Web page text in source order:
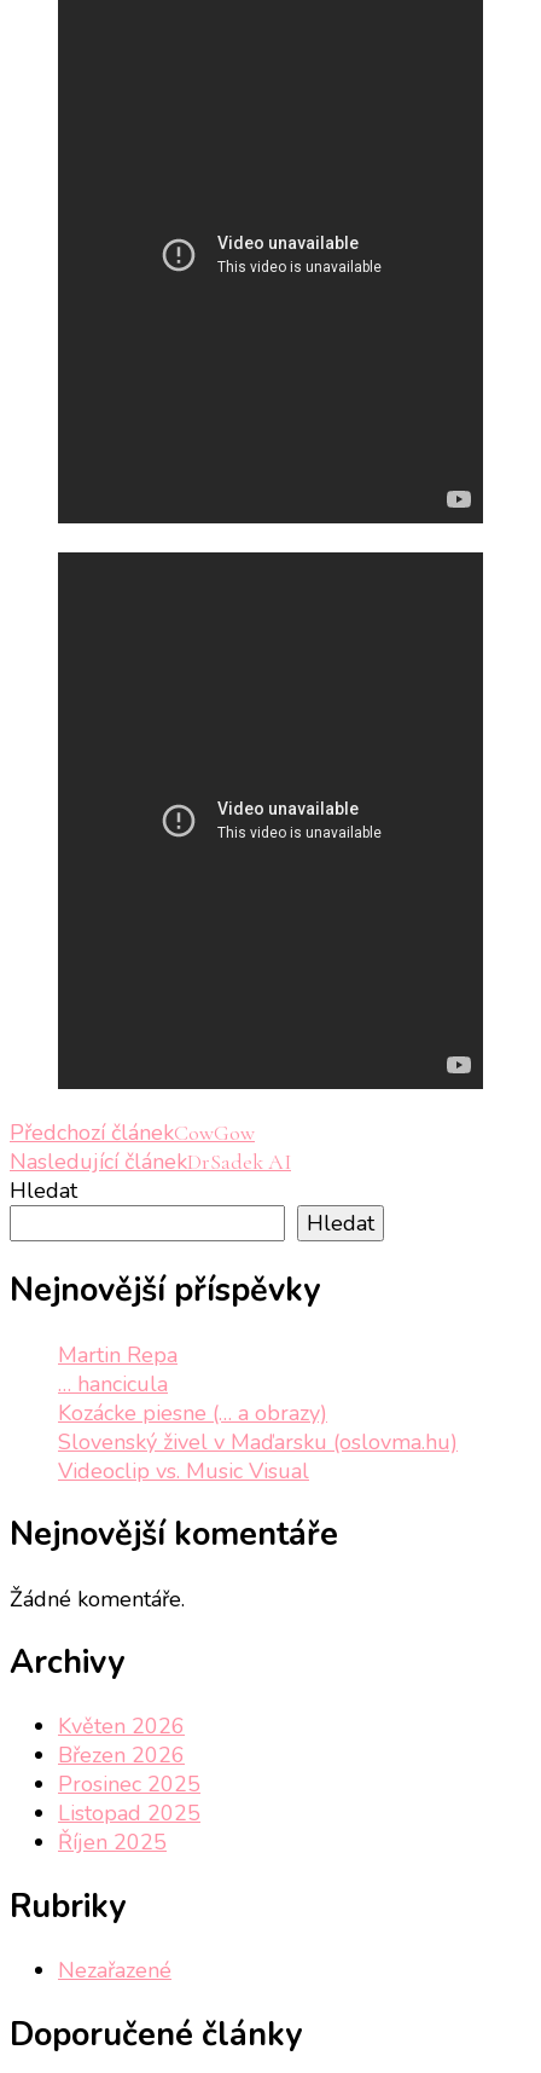
Navigace
příspěvku
Předchozí článekCowGow
Nasledující článekDrSadek AI
Hledat
Hledat
Nejnovější příspěvky
Martin Repa
… hancicula
Kozácke piesne (… a obrazy)
Slovenský živel v Maďarsku (oslovma.hu)
Videoclip vs. Music Visual
Nejnovější komentáře
Žádné komentáře.
Archivy
Květen 2026
Březen 2026
Prosinec 2025
Listopad 2025
Říjen 2025
Rubriky
Nezařazené
Doporučené články